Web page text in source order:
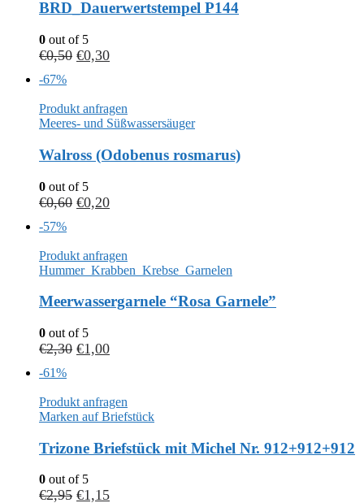
BRD_Dauerwertstempel P144
0 out of 5
€0,50 €0,30
-67%
Produkt anfragen
Meeres- und Süßwassersäuger
Walross (Odobenus rosmarus)
0 out of 5
€0,60 €0,20
-57%
Produkt anfragen
Hummer_Krabben_Krebse_Garnelen
Meerwassergarnele “Rosa Garnele”
0 out of 5
€2,30 €1,00
-61%
Produkt anfragen
Marken auf Briefstück
Trizone Briefstück mit Michel Nr. 912+912+912
0 out of 5
€2,95 €1,15